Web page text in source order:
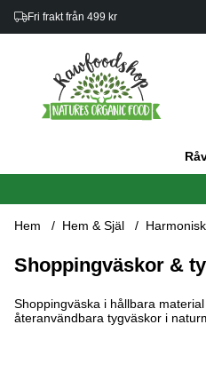
Fri frakt från 499 kr
Hem Hem & Själ
Shoppingväskor &
Shoppingväska i hållbara
återanvändbara tygväskor i